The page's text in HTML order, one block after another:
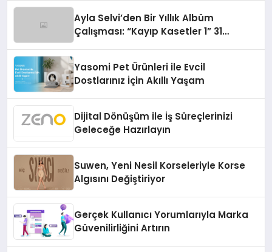
Ayla Selvi’den Bir Yıllık Albüm
Çalışması: “Kayıp Kasetler 1” 31
Yasomi Pet Ürünleri ile Evcil
Dostlarınız İçin Akıllı Yaşam
Dijital Dönüşüm ile İş Süreçlerinizi
Geleceğe Hazırlayın
Suwen, Yeni Nesil Korseleriyle Korse
Algısını Değiştiriyor
Gerçek Kullanıcı Yorumlarıyla Marka
Güvenilirliğini Artırın